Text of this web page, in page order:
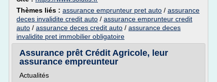
Thèmes liés : assurance emprunteur pret auto / assurance
deces invalidite credit auto / assurance emprunteur credit
auto / assurance deces credit auto / assurance deces
invalidite pret immobilier obligatoire
Assurance prêt Crédit Agricole, leur
assurance empreunteur
Actualités